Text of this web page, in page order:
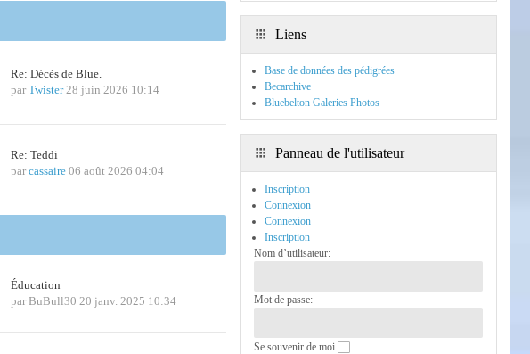
Re: Décès de Blue.
par Twister 28 juin 2026 10:14
Re: Teddi
par cassaire 06 août 2026 04:04
Éducation
par BuBull30 20 janv. 2025 10:34
Liens
Base de données des pédigrées
Becarchive
Bluebelton Galeries Photos
Panneau de l'utilisateur
Inscription
Connexion
Connexion
Inscription
Nom d’utilisateur:
Mot de passe:
Se souvenir de moi